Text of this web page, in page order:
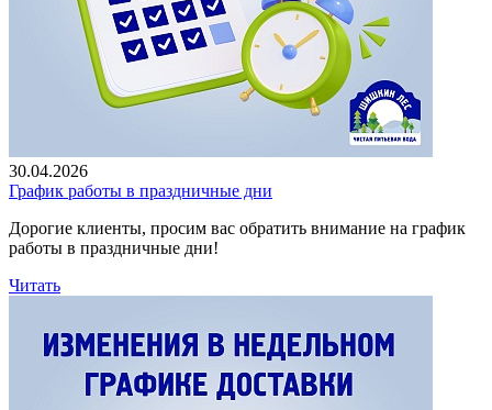
30.04.2026
График работы в праздничные дни
Дорогие клиенты, просим вас обратить внимание на график
работы в праздничные дни!
Читать